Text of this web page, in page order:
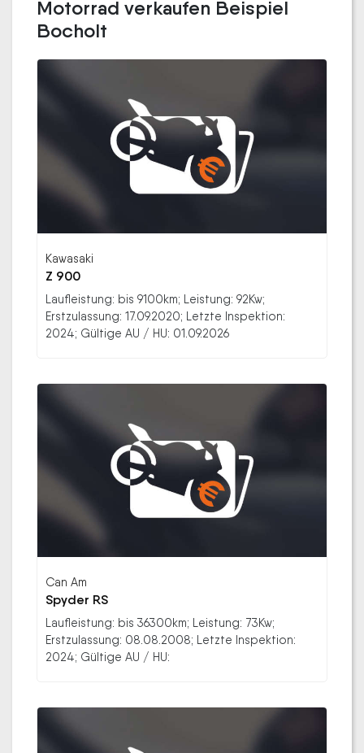
Motorrad verkaufen Beispiel
Bocholt
Kawasaki
Z 900
Laufleistung: bis 9100km; Leistung: 92Kw;
Erstzulassung: 17.09.2020; Letzte Inspektion:
2024; Gültige AU / HU: 01.09.2026
Can Am
Spyder RS
Laufleistung: bis 36300km; Leistung: 73Kw;
Erstzulassung: 08.08.2008; Letzte Inspektion:
2024; Gültige AU / HU: